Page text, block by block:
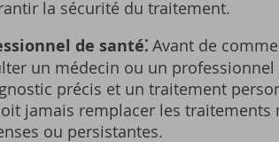
la sécurité du traitement.
de santé⁚ Avant de
un médecin ou un
précis et un traitement
jamais remplacer les
ou persistantes.